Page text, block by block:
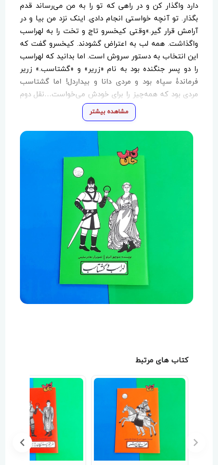
دارد واگذار کن و در راهی که تو را به من می‌رساند قدم
بگذار. تو آنچه خواستی انجام دادی. اینک نزد من بیا و در
آرامش قرار گیر.»وقتی کیخسرو تاج و تخت را به لهراسب
واگذاشت. همه لب به اعتراض گشودند. کیخسرو گفت که
این انتخاب به دستور سروش است. اما بدانید که لهراسب
را دو پسر جنگنده بود به نام «زریر» و «گشتاسب.» زریر
فرماندۀ سپاه بود و مردی دانا و بیداردل! اما گشتاسب
مردی بود که همه‌چیز را برای خودش می‌خواست…نقل دوم
ما نقل پادشاهی گشتاسب است که پس از پدرش
لهراسب، بر تخت پادشاهی نشست. اکنون شادکام بر جای
پدر تکیه زده و دو فرزند از کتایون، دختر قیصر روم دارد.
یکی اِسفندیار که در کارزار و نبرد، سواری یگانه است و
دیگری پَشوتَنِ شمشیر زن و لشکرشکن که پهلوانی، جوانی و
خِرَد را یک‌جا دارد…شخصیت‌ها: لهراسب، گشتاسب،زریر،
کیخسرو، زال، گیو، طوس، قیصر، کتایون، الیاس، اسفندیار،
پشوتن، ارجاسب شاه، زرتشت، جاماسب، بستور، بیدرفش،
چرا باید پرده‌های نقالی رو برای کودکان و نوجوانان تهیه
کنیم؟نقالی نیز همانند دیگر هنرهای نمایشی، باعث
افزایش خلاقیت، اعتماد به نفس، قدرت بیان، سلامت
روان، دایره لغات و افزایش هوش کلامی و هیجانی
می‌شود. همچنین بر مهارت‌هایی مانند همکاری، مدیریت
زمان و بازیگری نیز تاثیر دارد. به طور کلی کودکان و
نوجوانانی که از سال‌های ابتدایی زندگی با هنرهای
مشاهده بیشتر
کتاب های مرتبط